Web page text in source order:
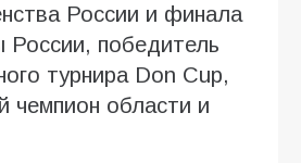
России и финала
России, победитель
турнира Don Cup,
чемпион области и